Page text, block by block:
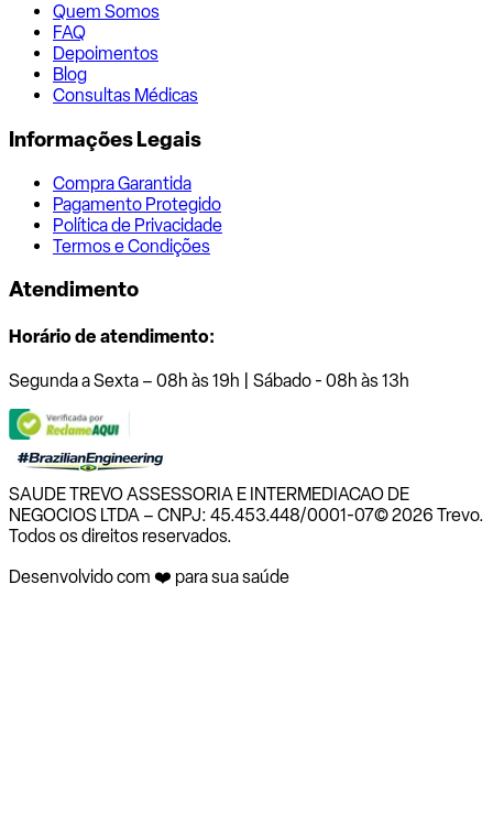
Quem Somos
FAQ
Depoimentos
Blog
Consultas Médicas
Informações Legais
Compra Garantida
Pagamento Protegido
Política de Privacidade
Termos e Condições
Atendimento
Horário de atendimento:
Segunda a Sexta – 08h às 19h | Sábado - 08h às 13h
SAUDE TREVO ASSESSORIA E INTERMEDIACAO DE
NEGOCIOS LTDA – CNPJ: 45.453.448/0001-07© 2026 Trevo.
Todos os direitos reservados.
Desenvolvido com ❤️ para sua saúde